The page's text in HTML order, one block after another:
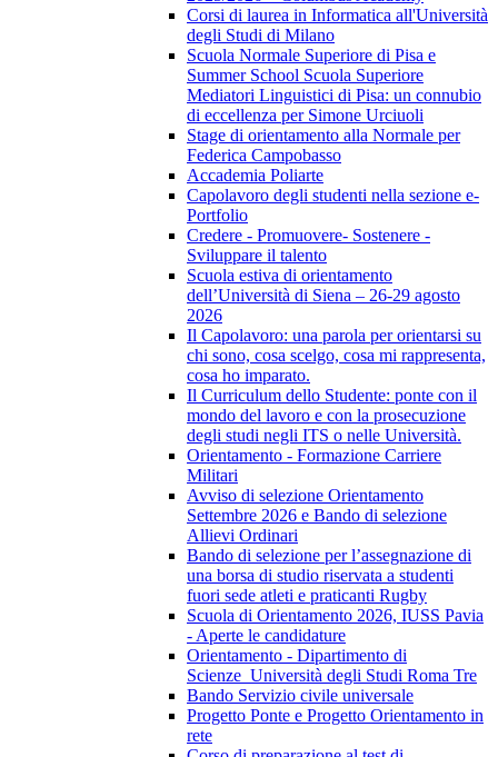
Corsi di laurea in Informatica all'Università
degli Studi di Milano
Scuola Normale Superiore di Pisa e
Summer School Scuola Superiore
Mediatori Linguistici di Pisa: un connubio
di eccellenza per Simone Urciuoli
Stage di orientamento alla Normale per
Federica Campobasso
Accademia Poliarte
Capolavoro degli studenti nella sezione e-
Portfolio
Credere - Promuovere- Sostenere -
Sviluppare il talento
Scuola estiva di orientamento
dell’Università di Siena – 26-29 agosto
2026
Il Capolavoro: una parola per orientarsi su
chi sono, cosa scelgo, cosa mi rappresenta,
cosa ho imparato.
Il Curriculum dello Studente: ponte con il
mondo del lavoro e con la prosecuzione
degli studi negli ITS o nelle Università.
Orientamento - Formazione Carriere
Militari
Avviso di selezione Orientamento
Settembre 2026 e Bando di selezione
Allievi Ordinari
Bando di selezione per l’assegnazione di
una borsa di studio riservata a studenti
fuori sede atleti e praticanti Rugby
Scuola di Orientamento 2026, IUSS Pavia
- Aperte le candidature
Orientamento - Dipartimento di
Scienze_Università degli Studi Roma Tre
Bando Servizio civile universale
Progetto Ponte e Progetto Orientamento in
rete